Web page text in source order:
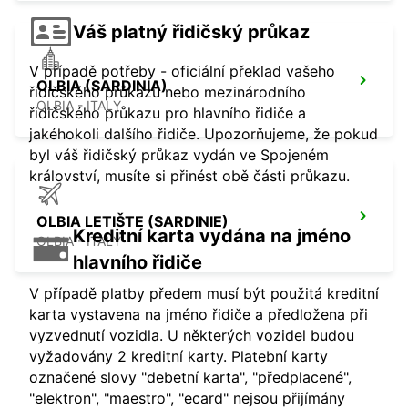
OLBIA (SARDINIA)
OLBIA - ITALY
OLBIA LETIŠTE (SARDINIE)
OLBIA - ITALY
Váš platný řidičský průkaz
V případě potřeby - oficiální překlad vašeho
řidičského průkazu nebo mezinárodního
řidičského průkazu pro hlavního řidiče a
jakéhokoli dalšího řidiče. Upozorňujeme, že pokud
byl váš řidičský průkaz vydán ve Spojeném
království, musíte si přinést obě části průkazu.
Kreditní karta vydána na jméno
hlavního řidiče
V případě platby předem musí být použitá kreditní
karta vystavena na jméno řidiče a předložena při
vyzvednutí vozidla. U některých vozidel budou
vyžadovány 2 kreditní karty. Platební karty
označené slovy "debetní karta", "předplacené",
"elektron", "maestro", "ecard" nejsou přijímány